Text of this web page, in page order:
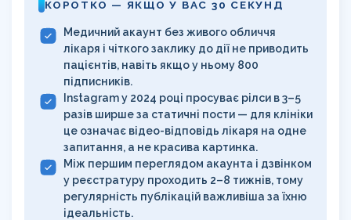
КОРОТКО — ЯКЩО У ВАС 30 СЕКУНД
Медичний акаунт без живого обличчя
лікаря і чіткого заклику до дії не приводить
пацієнтів, навіть якщо у ньому 800
підписників.
Instagram у 2024 році просуває рілси в 3–5
разів ширше за статичні пости — для клініки
це означає відео-відповідь лікаря на одне
запитання, а не красива картинка.
Між першим переглядом акаунта і дзвінком
у реєстратуру проходить 2–8 тижнів, тому
регулярність публікацій важливіша за їхню
ідеальність.